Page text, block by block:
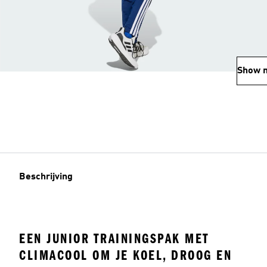
Show
Beschrijving
EEN JUNIOR TRAININGSPAK MET
CLIMACOOL OM JE KOEL, DROOG EN